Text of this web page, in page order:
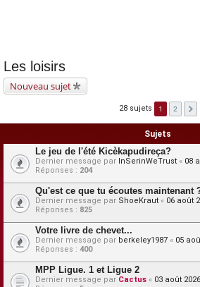
Les loisirs
Nouveau sujet
28 sujets 1 2
Sujets
Le jeu de l'été Kicèkapudireça?
Dernier message par InSerinWeTrust « 08
Réponses : 204
Qu'est ce que tu écoutes maintenant
Dernier message par ShoeKraut « 06 août
Réponses : 825
Votre livre de chevet...
Dernier message par berkeley1987 « 05
Réponses : 400
MPP Ligue. 1 et Ligue 2
Dernier message par Cactus « 03 août